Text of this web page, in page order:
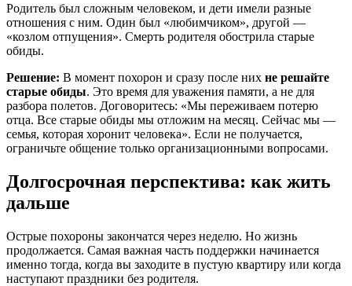
Родитель был сложным человеком, и дети имели разные
отношения с ним. Один был «любимчиком», другой —
«козлом отпущения». Смерть родителя обострила старые
обиды.
Решение: В момент похорон и сразу после них не решайте
старые обиды. Это время для уважения памяти, а не для
разбора полетов. Договоритесь: «Мы переживаем потерю
отца. Все старые обиды мы отложим на месяц. Сейчас мы —
семья, которая хоронит человека». Если не получается,
ограничьте общение только организационными вопросами.
Долгосрочная перспектива: как жить
дальше
Острые похороны закончатся через неделю. Но жизнь
продолжается. Самая важная часть поддержки начинается
именно тогда, когда вы заходите в пустую квартиру или когда
наступают праздники без родителя.